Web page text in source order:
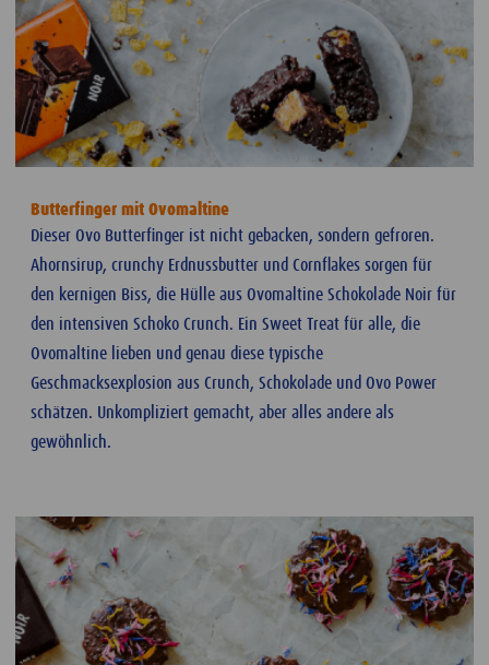
Butterfinger mit Ovomaltine
Dieser Ovo Butterfinger ist nicht gebacken, sondern gefroren.
Ahornsirup, crunchy Erdnussbutter und Cornflakes sorgen für
den kernigen Biss, die Hülle aus Ovomaltine Schokolade Noir für
den intensiven Schoko Crunch. Ein Sweet Treat für alle, die
Ovomaltine lieben und genau diese typische
Geschmacksexplosion aus Crunch, Schokolade und Ovo Power
schätzen. Unkompliziert gemacht, aber alles andere als
gewöhnlich.